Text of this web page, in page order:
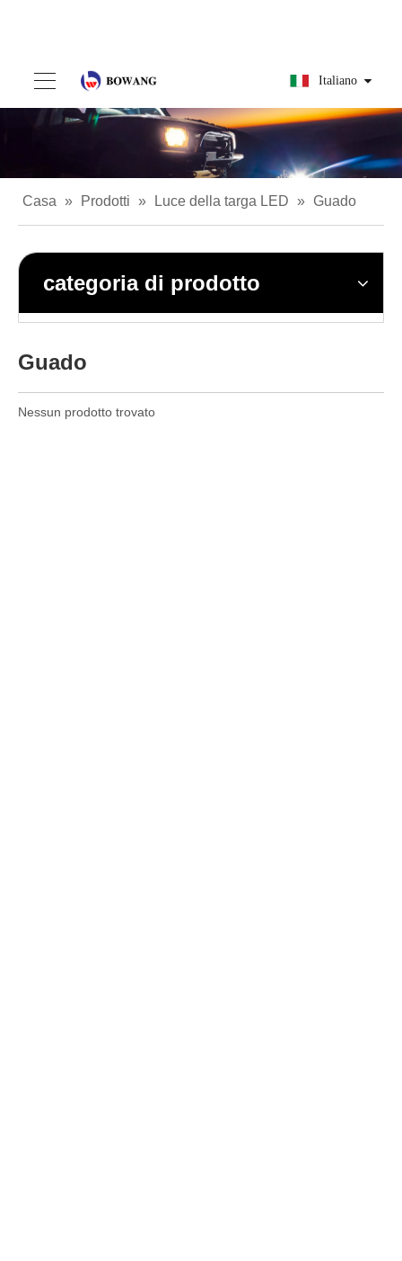
Italiano
Casa » Prodotti » Luce della targa LED » Guado
categoria di prodotto
Guado
Nessun prodotto trovato